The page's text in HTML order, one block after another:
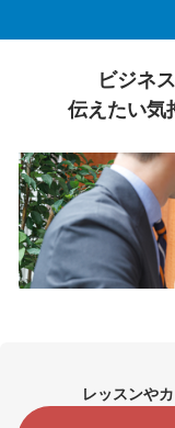
ビジネ
伝えたい気
レッスンや